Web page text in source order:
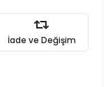
İade ve Değişim